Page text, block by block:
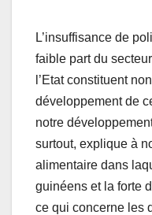
L’insuffisance de
faible part du
l’Etat constituent
développement de
notre
surtout, explique à
alimentaire dans
guinéens et la forte
ce qui concerne les